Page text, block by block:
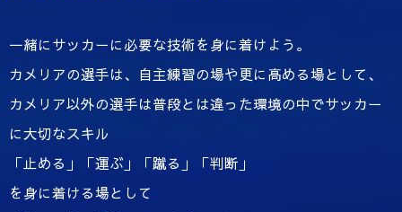
一緒にサッカーに必要な技術を身に着けよう。
カメリアの選手は、自主練習の場や更に高める場として、
カメリア以外の選手は普段とは違った環境の中でサッカー
に大切なスキル
「止める」「運ぶ」「蹴る」「判断」
を身に着ける場として